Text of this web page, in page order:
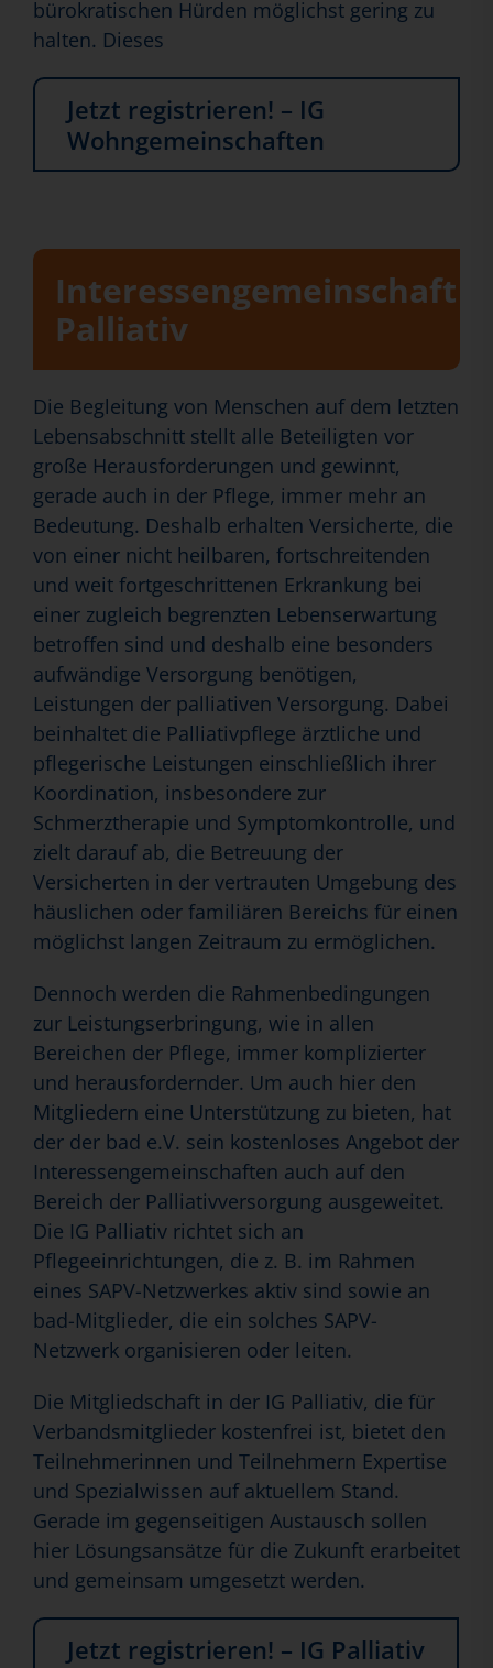
bürokratischen Hürden möglichst gering zu
halten. Dieses
Jetzt registrieren! – IG
Wohngemeinschaften
Interessengemeinschaft
Palliativ
Die Begleitung von Menschen auf dem letzten
Lebensabschnitt stellt alle Beteiligten vor
große Herausforderungen und gewinnt,
gerade auch in der Pflege, immer mehr an
Bedeutung. Deshalb erhalten Versicherte, die
von einer nicht heilbaren, fortschreitenden
und weit fortgeschrittenen Erkrankung bei
einer zugleich begrenzten Lebenserwartung
betroffen sind und deshalb eine besonders
aufwändige Versorgung benötigen,
Leistungen der palliativen Versorgung. Dabei
beinhaltet die Palliativpflege ärztliche und
pflegerische Leistungen einschließlich ihrer
Koordination, insbesondere zur
Schmerztherapie und Symptomkontrolle, und
zielt darauf ab, die Betreuung der
Versicherten in der vertrauten Umgebung des
häuslichen oder familiären Bereichs für einen
möglichst langen Zeitraum zu ermöglichen.
Dennoch werden die Rahmenbedingungen
zur Leistungserbringung, wie in allen
Bereichen der Pflege, immer komplizierter
und herausfordernder. Um auch hier den
Mitgliedern eine Unterstützung zu bieten, hat
der der bad e.V. sein kostenloses Angebot der
Interessengemeinschaften auch auf den
Bereich der Palliativversorgung ausgeweitet.
Die IG Palliativ richtet sich an
Pflegeeinrichtungen, die z. B. im Rahmen
eines SAPV-Netzwerkes aktiv sind sowie an
bad-Mitglieder, die ein solches SAPV-
Netzwerk organisieren oder leiten.
Die Mitgliedschaft in der IG Palliativ, die für
Verbandsmitglieder kostenfrei ist, bietet den
Teilnehmerinnen und Teilnehmern Expertise
und Spezialwissen auf aktuellem Stand.
Gerade im gegenseitigen Austausch sollen
hier Lösungsansätze für die Zukunft erarbeitet
und gemeinsam umgesetzt werden.
Jetzt registrieren! – IG Palliativ